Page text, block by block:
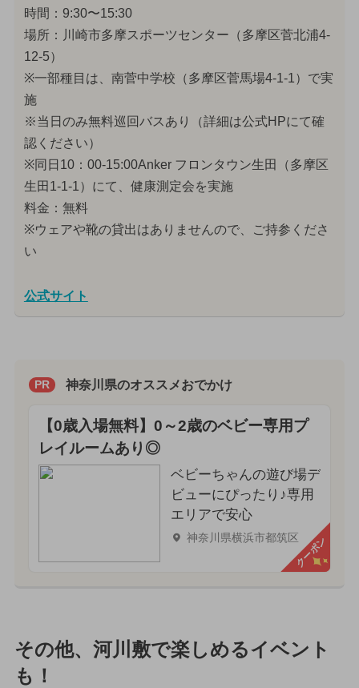
時間：9:30〜15:30
場所：川崎市多摩スポーツセンター（多摩区菅北浦4-
12-5）
※一部種目は、南菅中学校（多摩区菅馬場4-1-1）で実
施
※当日のみ無料巡回バスあり（詳細は公式HPにて確
認ください）
※同日10：00-15:00Anker フロンタウン生田（多摩区
生田1-1-1）にて、健康測定会を実施
料金：無料
※ウェアや靴の貸出はありませんので、ご持参くださ
い
公式サイト
PR 神奈川県のオススメおでかけ
【0歳入場無料】0～2歳のベビー専用プ
レイルームあり◎
ベビーちゃんの遊び場デ
ビューにぴったり♪専用
エリアで安心
神奈川県横浜市都筑区クーポン
その他、河川敷で楽しめるイベント
も！